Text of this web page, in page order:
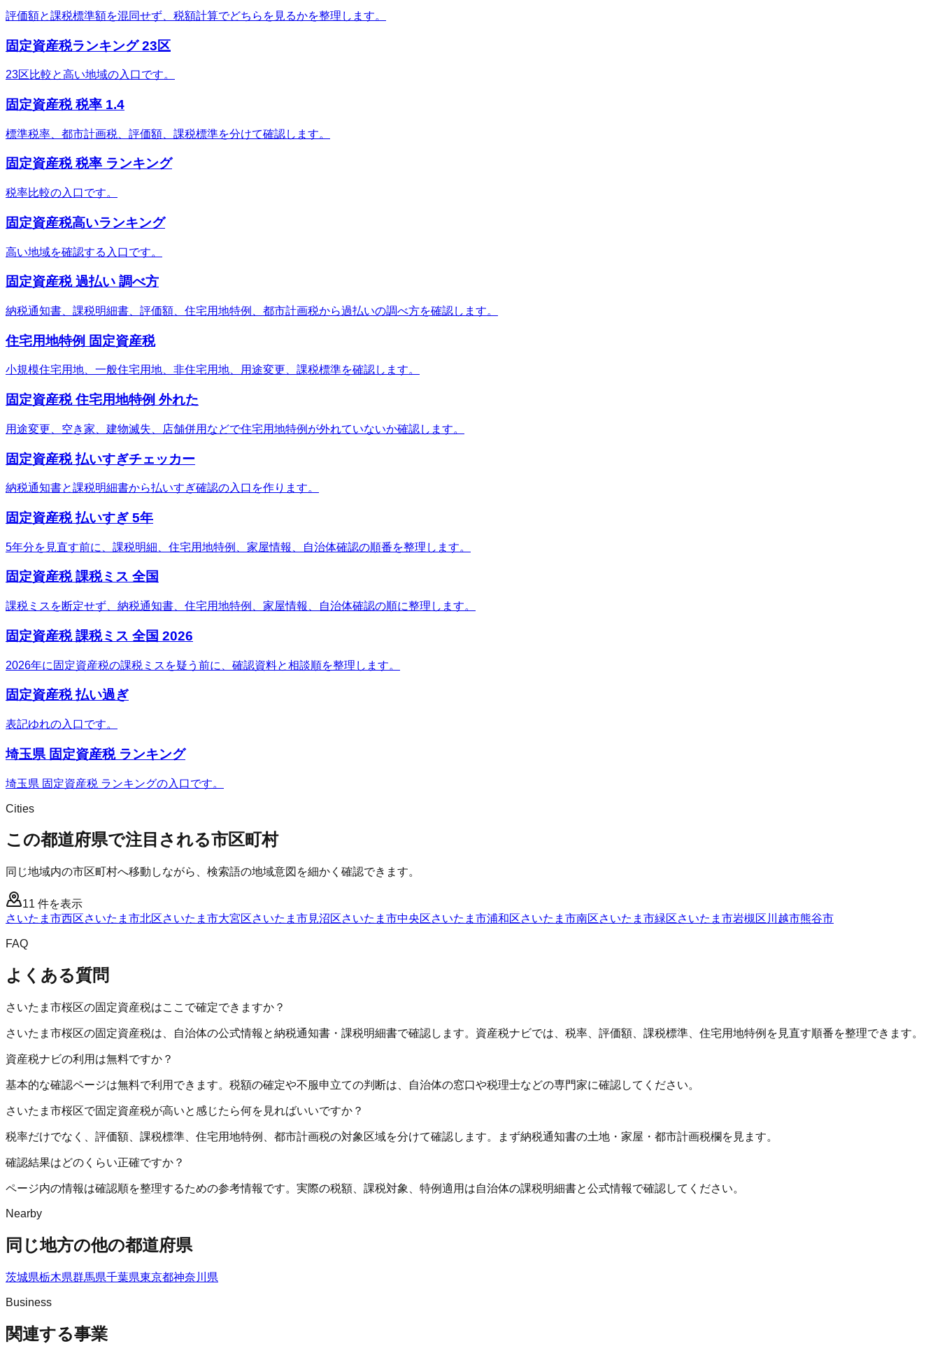
評価額と課税標準額を混同せず、税額計算でどちらを見るかを整理します。
固定資産税ランキング 23区
23区比較と高い地域の入口です。
固定資産税 税率 1.4
標準税率、都市計画税、評価額、課税標準を分けて確認します。
固定資産税 税率 ランキング
税率比較の入口です。
固定資産税高いランキング
高い地域を確認する入口です。
固定資産税 過払い 調べ方
納税通知書、課税明細書、評価額、住宅用地特例、都市計画税から過払いの調べ方を確認します。
住宅用地特例 固定資産税
小規模住宅用地、一般住宅用地、非住宅用地、用途変更、課税標準を確認します。
固定資産税 住宅用地特例 外れた
用途変更、空き家、建物滅失、店舗併用などで住宅用地特例が外れていないか確認します。
固定資産税 払いすぎチェッカー
納税通知書と課税明細書から払いすぎ確認の入口を作ります。
固定資産税 払いすぎ 5年
5年分を見直す前に、課税明細、住宅用地特例、家屋情報、自治体確認の順番を整理します。
固定資産税 課税ミス 全国
課税ミスを断定せず、納税通知書、住宅用地特例、家屋情報、自治体確認の順に整理します。
固定資産税 課税ミス 全国 2026
2026年に固定資産税の課税ミスを疑う前に、確認資料と相談順を整理します。
固定資産税 払い過ぎ
表記ゆれの入口です。
埼玉県 固定資産税 ランキング
埼玉県 固定資産税 ランキングの入口です。
Cities
この都道府県で注目される市区町村
同じ地域内の市区町村へ移動しながら、検索語の地域意図を細かく確認できます。
11 件を表示
さいたま市西区さいたま市北区さいたま市大宮区さいたま市見沼区さいたま市中央区さいたま市浦和区さいたま市南区さいたま市緑区さいたま市岩槻区 川越市熊谷市
FAQ
よくある質問
さいたま市桜区の固定資産税はここで確定できますか？
さいたま市桜区の固定資産税は、自治体の公式情報と納税通知書・課税明細書で確認します。資産税ナビでは、税率、評価額、課税標準、住宅用地特例を見直す順番を整理できます。
資産税ナビの利用は無料ですか？
基本的な確認ページは無料で利用できます。税額の確定や不服申立ての判断は、自治体の窓口や税理士などの専門家に確認してください。
さいたま市桜区で固定資産税が高いと感じたら何を見ればいいですか？
税率だけでなく、評価額、課税標準、住宅用地特例、都市計画税の対象区域を分けて確認します。まず納税通知書の土地・家屋・都市計画税欄を見ます。
確認結果はどのくらい正確ですか？
ページ内の情報は確認順を整理するための参考情報です。実際の税額、課税対象、特例適用は自治体の課税明細書と公式情報で確認してください。
Nearby
同じ地方の他の都道府県
茨城県栃木県群馬県千葉県東京都神奈川県
Business
関連する事業